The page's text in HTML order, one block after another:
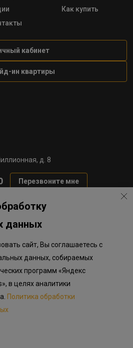
Как купить
кабинет
ин квартиры
д. 8
Перезвоните мне
данных
средств
в Окле
сайте, носит исключительно
является публичной офертой,
изображения объектов
предварительный ознакомительный
фактических проектных решений,
данных
сайт, Вы соглашаетесь с
данных, собираемых
программ «Яндекс
в целях аналитики
Политика обработки